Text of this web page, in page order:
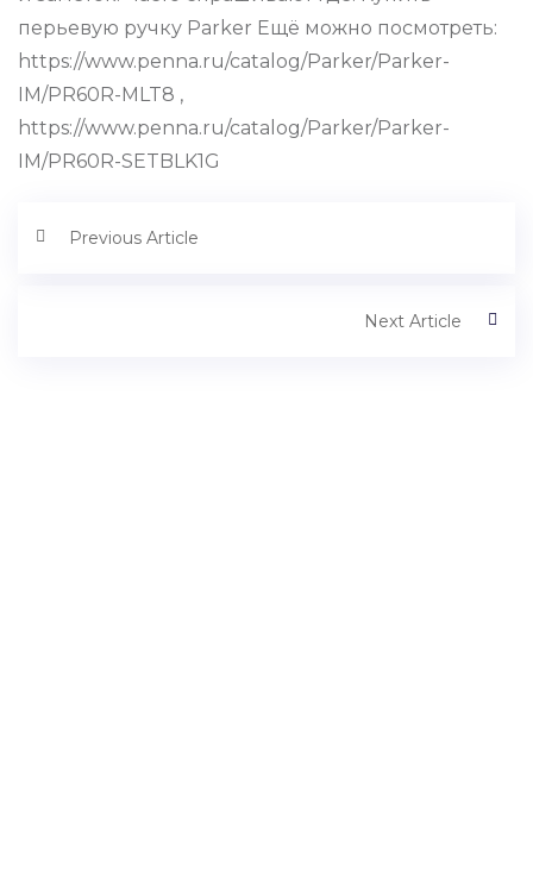
перьевую ручку Parker Ещё можно посмотреть:
https://www.penna.ru/catalog/Parker/Parker-
IM/PR60R-MLT8 ,
https://www.penna.ru/catalog/Parker/Parker-
IM/PR60R-SETBLK1G
Previous Article
Next Article